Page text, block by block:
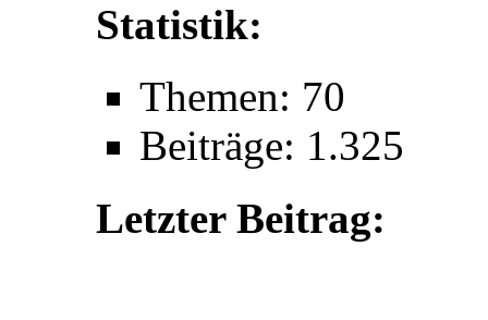
Statistik:
Themen: 70
Beiträge: 1.325
Letzter Beitrag: